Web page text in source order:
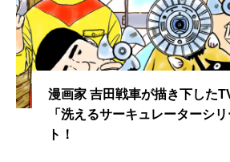
漫画家 吉田戦車が描き下した
「洗えるサーキュレーターシ
ト！